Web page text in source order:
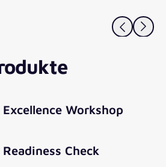
Immer anzeigen
Excellence Workshop
Readiness Check